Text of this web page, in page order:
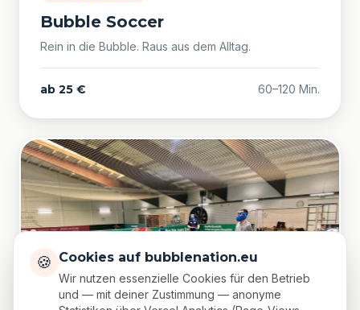
Bubble Soccer
Rein in die Bubble. Raus aus dem Alltag.
ab 25 € 60–120 Min.
🍪 Cookies auf bubblenation.eu
Wir nutzen essenzielle Cookies für den Betrieb
und — mit deiner Zustimmung — anonyme